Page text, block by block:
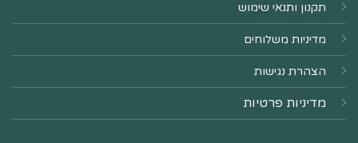
תקנון ותנאי שימוש
מדיניות משלוחים
הצהרת נגישות
מדיניות פרטיות